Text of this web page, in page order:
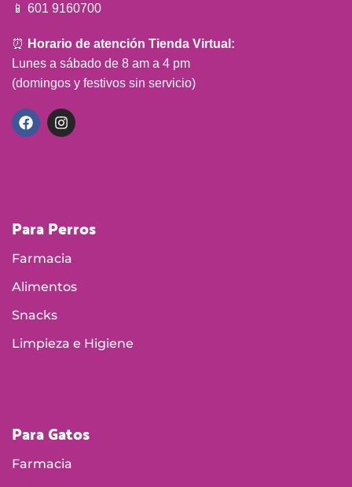
📱 601 9160700
⏰ Horario de atención Tienda Virtual:
Lunes a sábado de 8 am a 4 pm
(domingos y festivos sin servicio)
Para Perros
Farmacia
Alimentos
Snacks
Limpieza e Higiene
Para Gatos
Farmacia